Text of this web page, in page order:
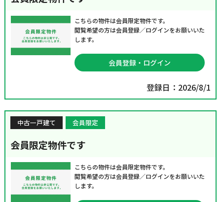
こちらの物件は会員限定物件です。
閲覧希望の方は会員登録／ログインをお願いいた
します。
会員登録・ログイン
登録日：2026/8/1
中古一戸建て 会員限定
会員限定物件です
こちらの物件は会員限定物件です。
閲覧希望の方は会員登録／ログインをお願いいた
します。